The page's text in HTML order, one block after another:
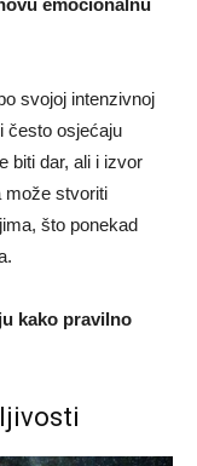
emocionalnu
svojoj intenzivnoj
često osjećaju
biti dar, ali i izvor
može stvoriti
što ponekad
kako pravilno